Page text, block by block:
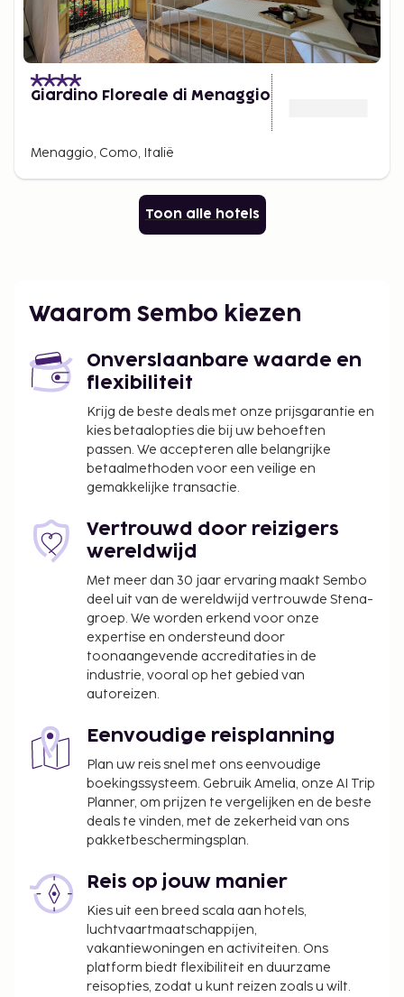
Giardino Floreale di Menaggio
Menaggio, Como, Italië
Toon alle hotels
Waarom Sembo kiezen
Onverslaanbare waarde en
flexibiliteit
Krijg de beste deals met onze prijsgarantie en
kies betaalopties die bij uw behoeften
passen. We accepteren alle belangrijke
betaalmethoden voor een veilige en
gemakkelijke transactie.
Vertrouwd door reizigers
wereldwijd
Met meer dan 30 jaar ervaring maakt Sembo
deel uit van de wereldwijd vertrouwde Stena-
groep. We worden erkend voor onze
expertise en ondersteund door
toonaangevende accreditaties in de
industrie, vooral op het gebied van
autoreizen.
Eenvoudige reisplanning
Plan uw reis snel met ons eenvoudige
boekingssysteem. Gebruik Amelia, onze AI Trip
Planner, om prijzen te vergelijken en de beste
deals te vinden, met de zekerheid van ons
pakketbeschermingsplan.
Reis op jouw manier
Kies uit een breed scala aan hotels,
luchtvaartmaatschappijen,
vakantiewoningen en activiteiten. Ons
platform biedt flexibiliteit en duurzame
reisopties, zodat u kunt reizen zoals u wilt.